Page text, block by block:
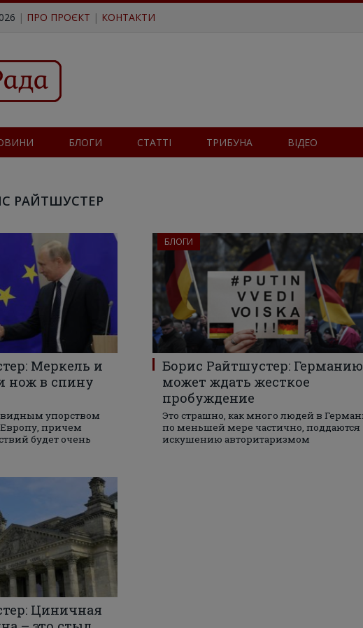
| ПРО ПРОЄКТ | КОНТАКТИ
БЛОГИ СТАТТІ ТРИБУНА ВІДЕО
РАЙТШУСТЕР
Меркель и
нож в спину
упорством
Европу, причем
будет очень
БЛОГИ
Борис Райтшустер: Германию
может ждать жесткое
пробуждение
Это страшно, как много людей в
по меньшей мере частично, поддаются
искушению авторитаризмом
Циничная